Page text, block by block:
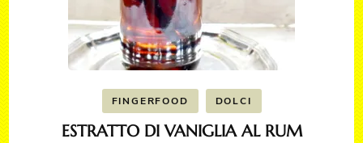
FINGERFOOD DOLCI
ESTRATTO DI VANIGLIA AL RUM